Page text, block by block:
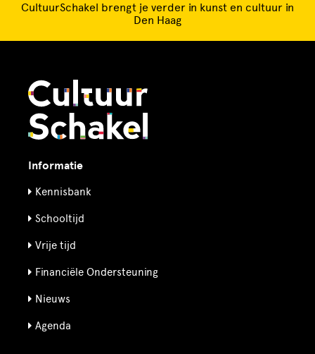
CultuurSchakel brengt je verder in kunst en cultuur in
Den Haag
Informatie
Kennisbank
Schooltijd
Vrije tijd
Financiële Ondersteuning
Nieuws
Agenda